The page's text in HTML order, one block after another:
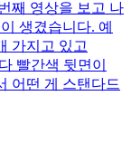
째 영상을 보고 나
생겼습니다. 예
가지고 있고
빨간색 뒷면이
어떤 게 스탠다드